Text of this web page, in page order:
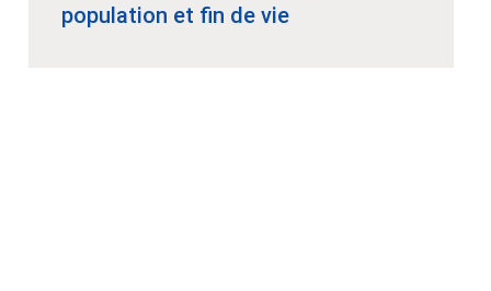
population et fin de vie